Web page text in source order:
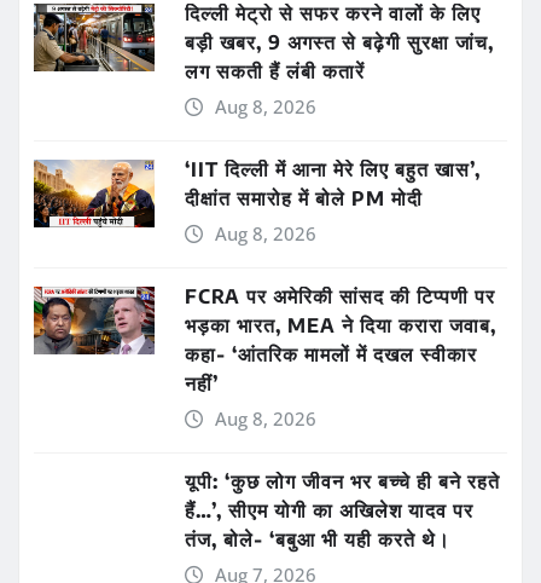
दिल्ली मेट्रो से सफर करने वालों के लिए
बड़ी खबर, 9 अगस्त से बढ़ेगी सुरक्षा जांच,
लग सकती हैं लंबी कतारें
Aug 8, 2026
‘IIT दिल्ली में आना मेरे लिए बहुत खास’,
दीक्षांत समारोह में बोले PM मोदी
Aug 8, 2026
FCRA पर अमेरिकी सांसद की टिप्पणी पर
भड़का भारत, MEA ने दिया करारा जवाब,
कहा- ‘आंतरिक मामलों में दखल स्वीकार
नहीं’
Aug 8, 2026
यूपी: ‘कुछ लोग जीवन भर बच्चे ही बने रहते
हैं…’, सीएम योगी का अखिलेश यादव पर
तंज, बोले- ‘बबुआ भी यही करते थे।
Aug 7, 2026